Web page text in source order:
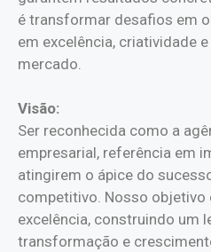
é transformar desafios em
em excelência, criatividade
mercado.
Visão:
Ser reconhecida como a
empresarial, referência em
atingirem o ápice do
competitivo. Nosso objetivo
excelência, construindo um
transformação e